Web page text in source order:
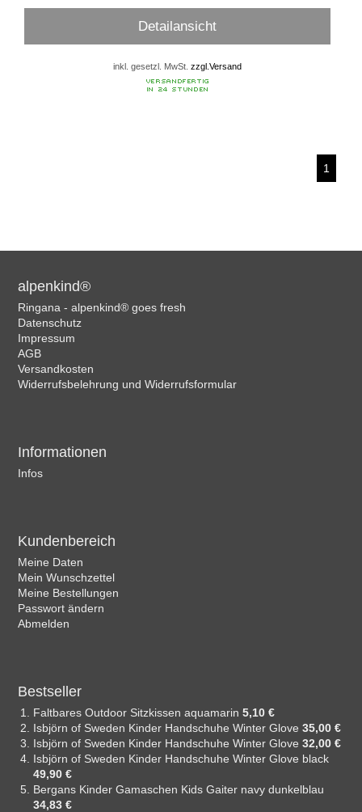
Detailansicht
inkl. gesetzl. MwSt.zzgl.Versand
1
alpenkind®
Ringana - alpenkind® goes fresh
Datenschutz
Impressum
AGB
Versandkosten
Widerrufsbelehrung und Widerrufsformular
Informationen
Infos
Kundenbereich
Meine Daten
Mein Wunschzettel
Meine Bestellungen
Passwort ändern
Abmelden
Bestseller
Faltbares Outdoor Sitzkissen aquamarin5,10 €
Isbjörn of Sweden Kinder Handschuhe Winter Glove35,00 €
Isbjörn of Sweden Kinder Handschuhe Winter Glove32,00 €
Isbjörn of Sweden Kinder Handschuhe Winter Glove black
49,90 €
Bergans Kinder Gamaschen Kids Gaiter navy dunkelblau
34,83 €